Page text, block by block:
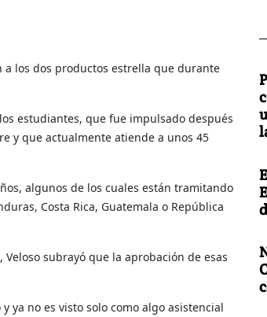
a los dos productos estrella que durante
estudiantes, que fue impulsado después
y que actualmente atiende a unos 45
algunos de los cuales están tramitando
Costa Rica, Guatemala o República
subrayó que la aprobación de esas
ya no es visto solo como algo asistencial